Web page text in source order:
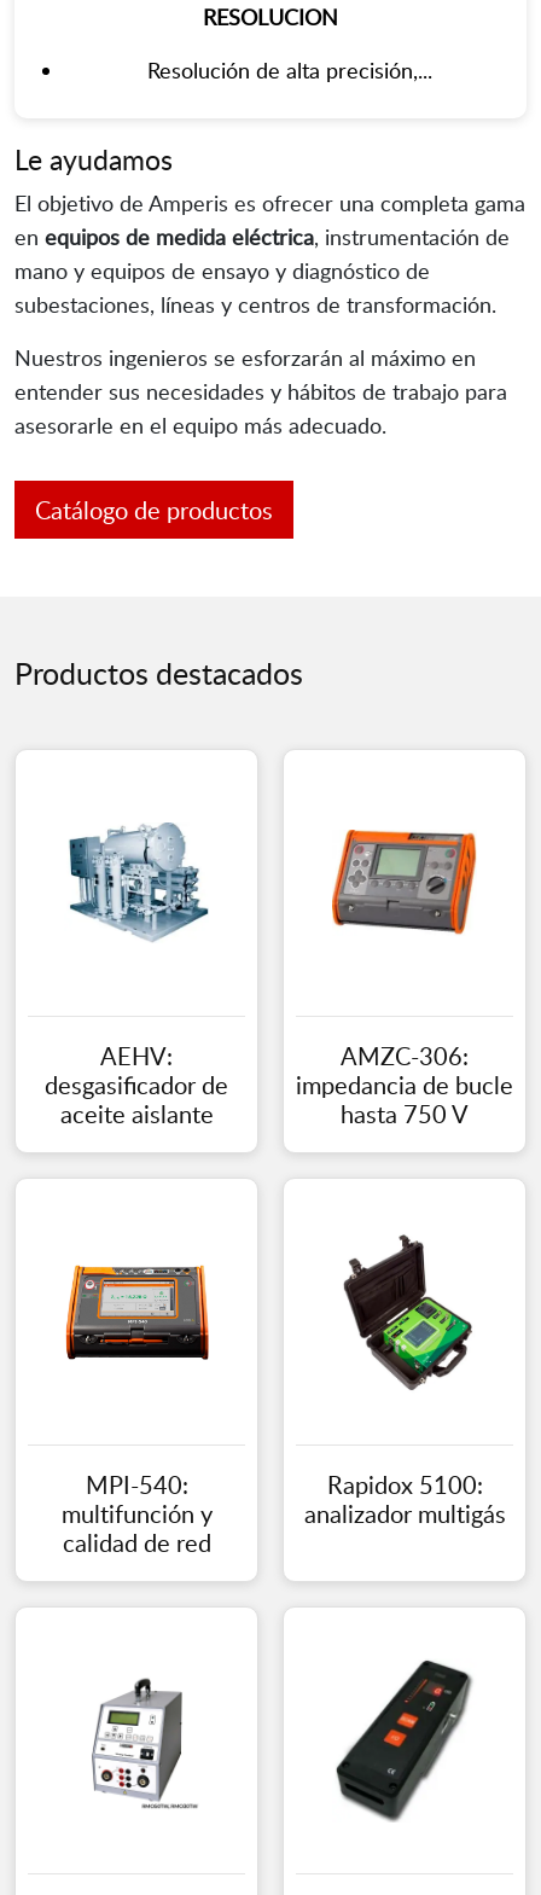
RESOLUCION
Resolución de alta precisión,...
Le ayudamos
El objetivo de Amperis es ofrecer una completa gama
en equipos de medida eléctrica, instrumentación de
mano y equipos de ensayo y diagnóstico de
subestaciones, líneas y centros de transformación.
Nuestros ingenieros se esforzarán al máximo en
entender sus necesidades y hábitos de trabajo para
asesorarle en el equipo más adecuado.
Catálogo de productos
Productos destacados
AEHV:
desgasificador de
aceite aislante
AMZC-306:
impedancia de bucle
hasta 750 V
MPI-540:
multifunción y
calidad de red
Rapidox 5100:
analizador multigás